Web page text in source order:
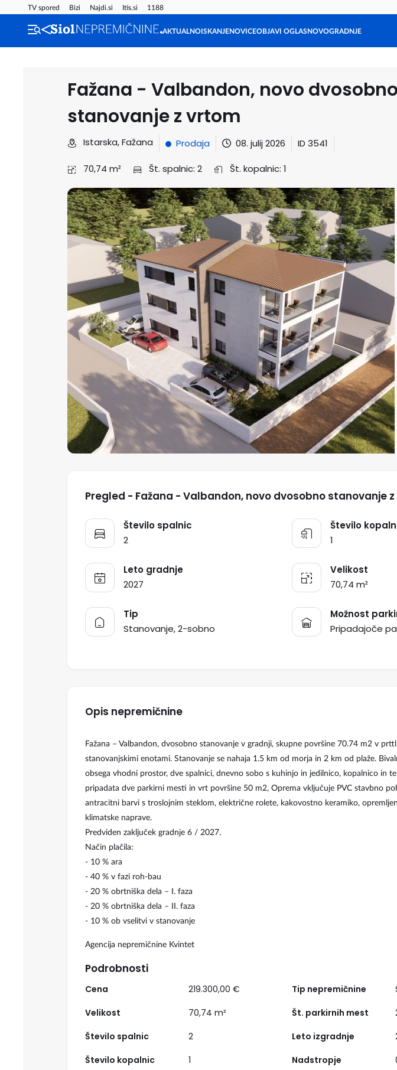
TV spored Bizi Najdi.si Itis.si 1188
AKTUALNOISKANJENOVICEOBJAVI OGLASNOVOGRADNJE
Fažana - Valbandon, novo dvosobno
stanovanje z vrtom
Istarska, Fažana Prodaja 08. julij 2026 ID 3541
70,74 m² Št. spalnic: 2 Št. kopalnic: 1
Pregled - Fažana - Valbandon, novo dvosobno stanovanje
Število spalnic
2
Število
1
Leto gradnje
2027
Velikost
70,74 m²
Tip
Stanovanje, 2-sobno
Možnost
Pripadajoče
Opis nepremičnine
Fažana – Valbandon, dvosobno stanovanje v gradnji, skupne površine 70.74 m2 v
stanovanjskimi enotami. Stanovanje se nahaja 1.5 km od morja in 2 km od plaže.
obsega vhodni prostor, dve spalnici, dnevno sobo s kuhinjo in jedilnico, kopalnico in
pripadata dve parkirni mesti in vrt površine 50 m2, Oprema vključuje PVC stavbno
antracitni barvi s troslojnim steklom, električne rolete, kakovostno keramiko,
klimatske naprave.
Predviden zaključek gradnje 6 / 2027.
Način plačila:
- 10 % ara
- 40 % v fazi roh-bau
- 20 % obrtniška dela – I. faza
- 20 % obrtniška dela – II. faza
- 10 % ob vselitvi v stanovanje
Agencija nepremičnine Kvintet
Podrobnosti
Cena
219.300,00 €
Velikost
70,74 m²
Število spalnic
2
Število kopalnic
1
Tip nepremičnine
Št. parkirnih mest
Leto izgradnje
Nadstropje